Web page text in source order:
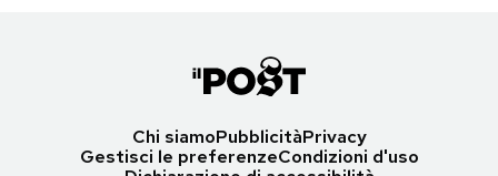
Chi siamoPubblicitàPrivacy
Gestisci le preferenzeCondizioni d'uso